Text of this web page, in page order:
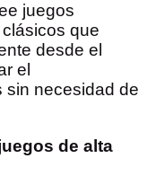
juegos
que
desde el
el
sin necesidad de
de alta